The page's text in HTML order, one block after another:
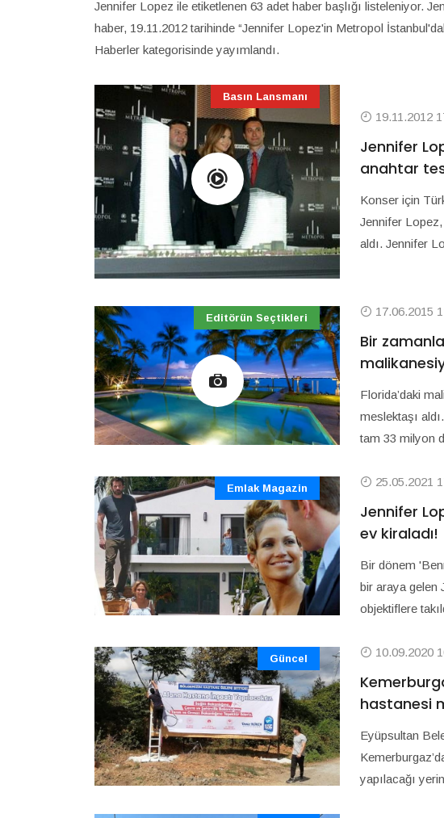
Jennifer Lopez ile etiketlenen 63 adet haber başlığı listeleniyor.
haber, 19.11.2012 tarihinde “Jennifer Lopez'in Metropol
Haberler kategorisinde yayımlandı.
Basın Lansmanı
19.11.2012
Jennifer
anahtar
Konser için
Jennifer
aldı. Jennifer
Editörün Seçtikleri
17.06.2015
Bir
Florida’daki
meslektaşı
tam 33 milyon
Emlak Magazin 25.05.2021
Jennifer
ev kiraladı!
Bir dönem
bir araya gelen
objektiflere
Güncel 10.09.2020
hastanesi
Eyüpsultan
yapılacağı